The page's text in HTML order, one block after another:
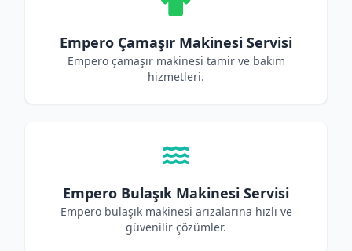
Empero Çamaşır Makinesi Servisi
Empero çamaşır makinesi tamir ve bakım
hizmetleri.
Empero Bulaşık Makinesi Servisi
Empero bulaşık makinesi arızalarına hızlı ve
güvenilir çözümler.